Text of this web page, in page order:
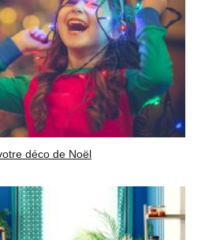
déco de Noël